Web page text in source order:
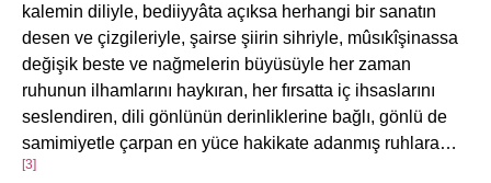
kalemin diliyle, bediiyyâta açıksa herhangi bir sanatın
desen ve çizgileriyle, şairse şiirin sihriyle, mûsıkîşinassa
değişik beste ve nağmelerin büyüsüyle her zaman
ruhunun ilhamlarını haykıran, her fırsatta iç ihsaslarını
seslendiren, dili gönlünün derinliklerine bağlı, gönlü de
samimiyetle çarpan en yüce hakikate adanmış ruhlara…
[3]